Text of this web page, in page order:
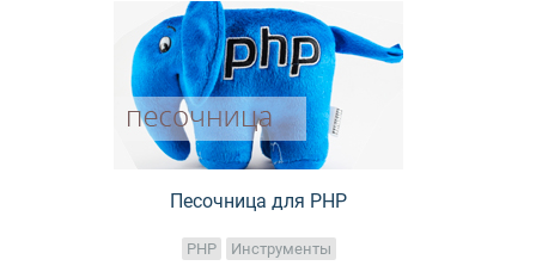
Песочница для PHP
PHP Инструменты